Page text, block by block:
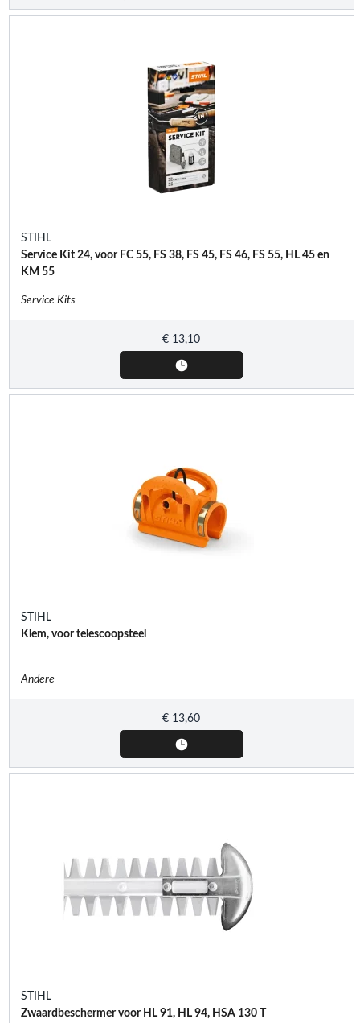
STIHL
Service Kit 24, voor FC 55, FS 38, FS 45, FS 46, FS 55, HL 45 en
KM 55
Service Kits
€ 13,10
STIHL
Klem, voor telescoopsteel
Andere
€ 13,60
STIHL
Zwaardbeschermer voor HL 91, HL 94, HSA 130 T